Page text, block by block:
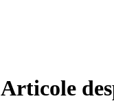
Articole